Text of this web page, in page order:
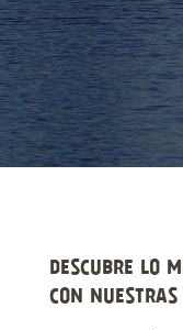
DESCUBRE LO
CON